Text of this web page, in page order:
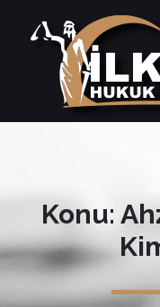
Konu: